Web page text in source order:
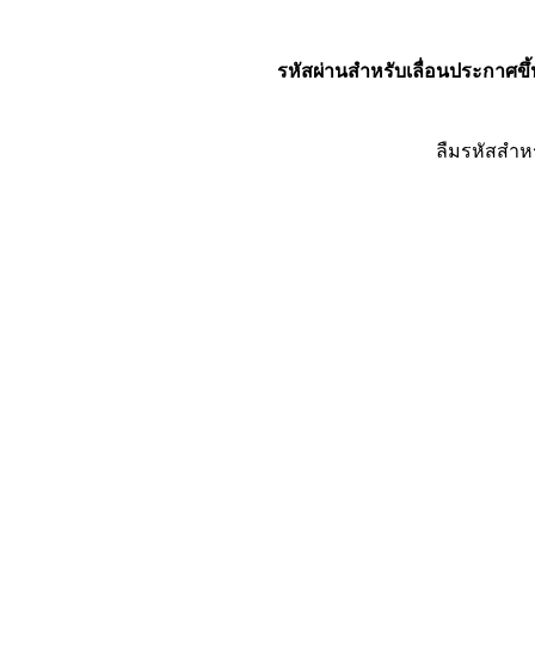
รหัสผ่านสำหรับเลื่อนประกาศขึ้
ลืมรหัสสำ